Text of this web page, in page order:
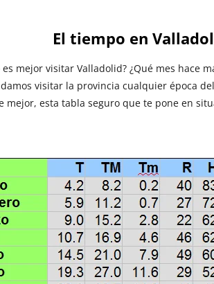
El tiempo en
es mejor visitar Valladolid? ¿Qué mes hace
visitar la provincia cualquier época
mejor, esta tabla seguro que te pone en